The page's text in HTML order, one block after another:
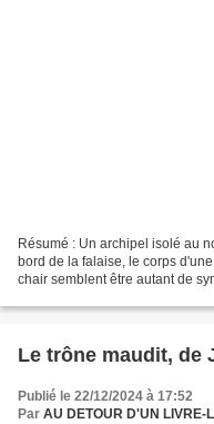
Résumé : Un archipel isolé au
bord de la falaise, le corps
chair semblent être autant de
Le trône maudit, de
Publié le 22/12/2024 à 17:52
Par AU DETOUR D'UN LIVRE-